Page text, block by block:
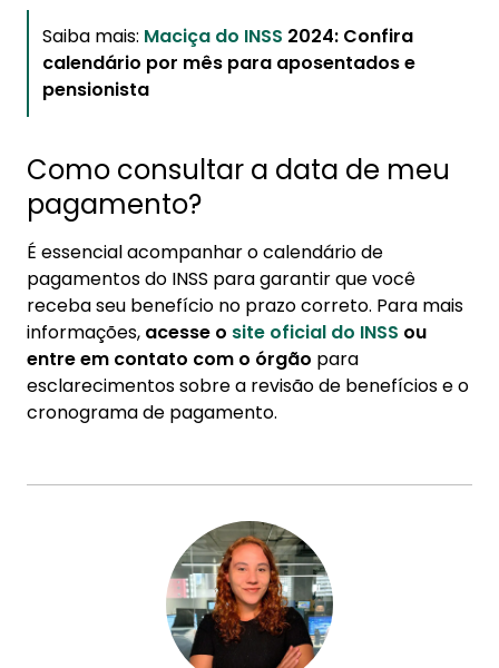
Saiba mais: Maciça do INSS 2024: Confira
calendário por mês para aposentados e
pensionista
Como consultar a data de meu
pagamento?
É essencial acompanhar o calendário de
pagamentos do INSS para garantir que você
receba seu benefício no prazo correto. Para mais
informações, acesse o site oficial do INSS ou
entre em contato com o órgão para
esclarecimentos sobre a revisão de benefícios e o
cronograma de pagamento.